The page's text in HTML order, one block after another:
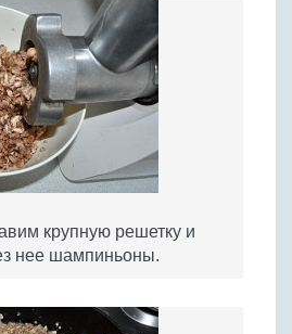
крупную решетку и
нее шампиньоны.